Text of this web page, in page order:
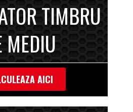
TIMBRU
MEDIU
AICI